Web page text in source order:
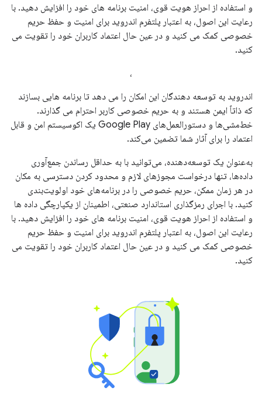
و استفاده از احراز هویت قوی، امنیت برنامه های خود را افزایش دهید. با
رعایت این اصول، به اعتبار پلتفرم اندروید برای امنیت و حفظ حریم
خصوصی کمک می کنید و در عین حال اعتماد کاربران خود را تقویت می
کنید.
،
اندروید به توسعه دهندگان این امکان را می دهد تا برنامه هایی بسازند
که ذاتاً ایمن هستند و به حریم خصوصی کاربر احترام می گذارند.
خط‌مشی‌ها و دستورالعمل‌های Google Play یک اکوسیستم امن و قابل
اعتماد را برای آثار شما تضمین می‌کند.
به‌عنوان یک توسعه‌دهنده، می‌توانید با به حداقل رساندن جمع‌آوری
داده‌ها، تنها درخواست مجوزهای لازم و محدود کردن دسترسی به مکان
در هر زمان ممکن، حریم خصوصی را در برنامه‌های خود اولویت‌بندی
کنید. با اجرای رمزگذاری استاندارد صنعتی، اطمینان از یکپارچگی داده ها
و استفاده از احراز هویت قوی، امنیت برنامه های خود را افزایش دهید. با
رعایت این اصول، به اعتبار پلتفرم اندروید برای امنیت و حفظ حریم
خصوصی کمک می کنید و در عین حال اعتماد کاربران خود را تقویت می
کنید.